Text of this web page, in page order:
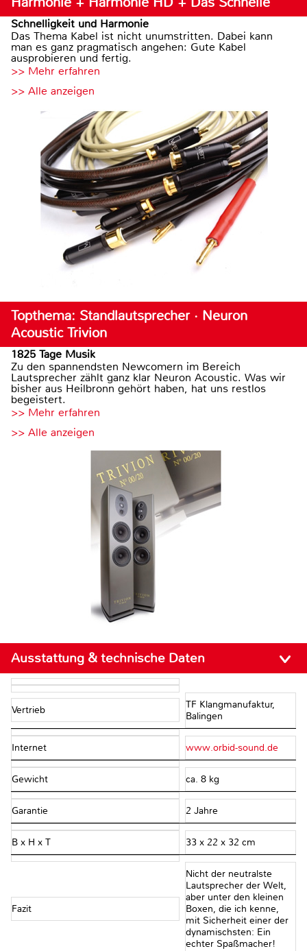
Schnelligkeit und Harmonie
Das Thema Kabel ist nicht unumstritten. Dabei kann
man es ganz pragmatisch angehen: Gute Kabel
ausprobieren und fertig.
>> Mehr erfahren
>> Alle anzeigen
Topthema: Standlautsprecher · Neuron
Acoustic Trivion
1825 Tage Musik
Zu den spannendsten Newcomern im Bereich
Lautsprecher zählt ganz klar Neuron Acoustic. Was wir
bisher aus Heilbronn gehört haben, hat uns restlos
begeistert.
>> Mehr erfahren
>> Alle anzeigen
Ausstattung & technische Daten
Vertrieb
TF Klangmanufaktur,
Balingen
Internet www.orbid-sound.de
Gewicht ca. 8 kg
Garantie 2 Jahre
B x H x T 33 x 22 x 32 cm
Fazit
Nicht der neutralste
Lautsprecher der Welt,
aber unter den kleinen
Boxen, die ich kenne,
mit Sicherheit einer der
dynamischsten: Ein
echter Spaßmacher!